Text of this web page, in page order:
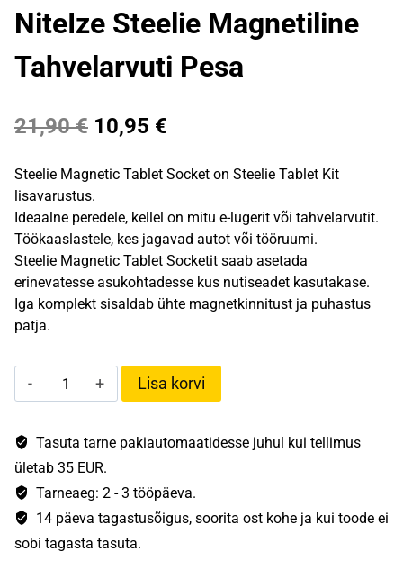
NiteIze Steelie Magnetiline
Tahvelarvuti Pesa
21,90€ Algne
21,90 €.
10,95 €
10,95 €.
Steelie Magnetic Tablet Socket on Steelie Tablet Kit
lisavarustus.
Ideaalne peredele, kellel on mitu e-lugerit või tahvelarvutit.
Töökaaslastele, kes jagavad autot või tööruumi.
Steelie Magnetic Tablet Socketit saab asetada
erinevatesse asukohtadesse kus nutiseadet kasutakase.
Iga komplekt sisaldab ühte magnetkinnitust ja puhastus
patja.
NiteIze
Steelie
Tahvelarvuti
Pesa
Lisa korvi
Tasuta tarne pakiautomaatidesse juhul kui tellimus
ületab 35 EUR.
Tarneaeg: 2 - 3 tööpäeva.
14 päeva tagastusõigus, soorita ost kohe ja kui toode ei
sobi tagasta tasuta.